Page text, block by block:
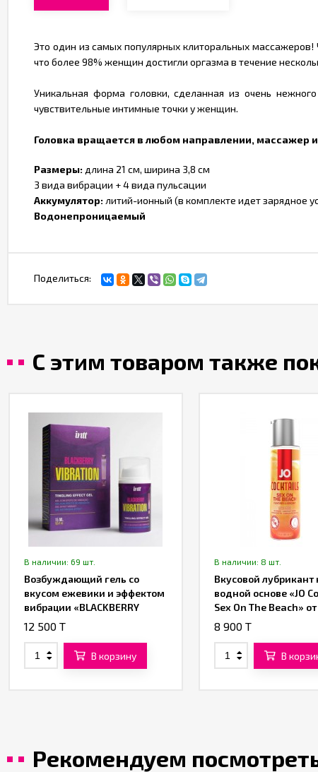
Это один из самых популярных клиторальных
что более 98% женщин достигли оргазма в течение
Уникальная форма головки, сделанная из очень
чувствительные интимные точки у женщин.
Головка вращается в любом направлении, массажер
Размеры: длина 21 см, ширина 3,8 см
3 вида вибрации + 4 вида пульсации
Аккумулятор: литий-ионный (в комплекте идет зарядное
Водонепроницаемый
Поделиться:
С этим товаром также
В наличии: 69 шт.
Возбуждающий гель со
вкусом ежевики и эффектом
вибрации «BLACKBERRY
VIBRATION» от «INTT» (15 ML)
12 500 T
В корзину
В наличии: 8 шт.
Вкусовой лубрикант
водной основе «JO
Sex On The Beach» от
«System JO» 60 ML
8 900 T
В
Рекомендуем